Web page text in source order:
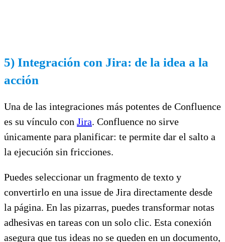
5) Integración con Jira: de la idea a la
acción
Una de las integraciones más potentes de Confluence
es su vínculo con Jira. Confluence no sirve
únicamente para planificar: te permite dar el salto a
la ejecución sin fricciones.
Puedes seleccionar un fragmento de texto y
convertirlo en una issue de Jira directamente desde
la página. En las pizarras, puedes transformar notas
adhesivas en tareas con un solo clic. Esta conexión
asegura que tus ideas no se queden en un documento,